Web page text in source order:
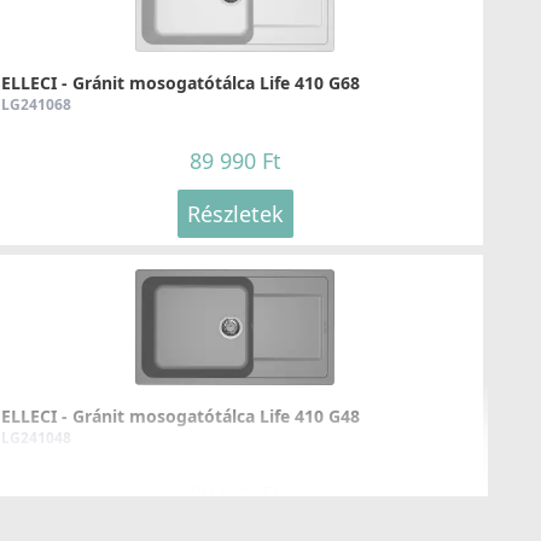
mosogatótálcákhoz
Részletek
ELLECI - FLOW OPEN TWIST (tekerős) automata
KITASPT-FB-1VTELL-BK
ELLECI - Gránit mosogatótálca Life 410 G68
LG241068
89 990 Ft
Részletek
ELLECI - Gránit mosogatótálca Life 410 G48
LG241048